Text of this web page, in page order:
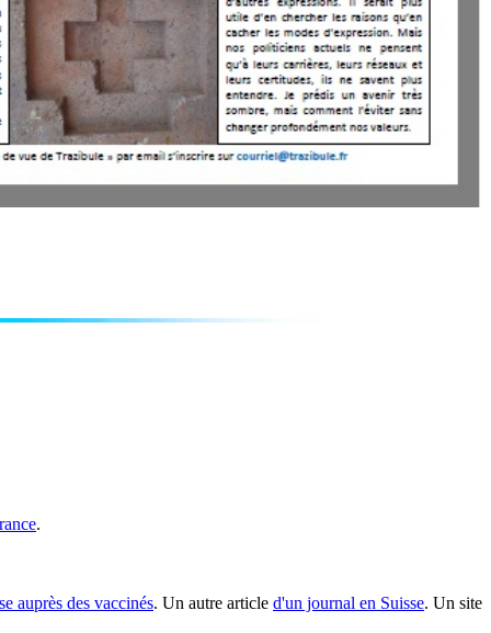
.
auprès des vaccinés. Un autre article d'un journal en Suisse. Un site